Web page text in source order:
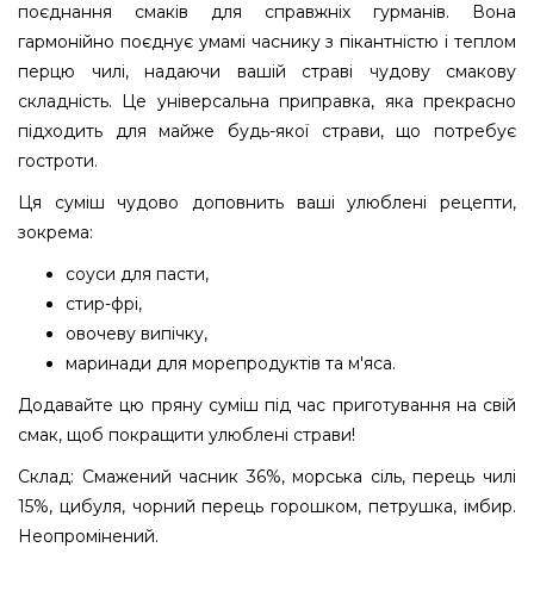
поєднання смаків для справжніх гурманів. Вона
гармонійно поєднує умамі часнику з пікантністю і теплом
перцю чилі, надаючи вашій страві чудову смакову
складність. Це універсальна приправка, яка прекрасно
підходить для майже будь-якої страви, що потребує
гостроти.
Ця суміш чудово доповнить ваші улюблені рецепти,
зокрема:
соуси для пасти,
стир-фрі,
овочеву випічку,
маринади для морепродуктів та м'яса.
Додавайте цю пряну суміш під час приготування на свій
смак, щоб покращити улюблені страви!
Склад: Смажений часник 36%, морська сіль, перець чилі
15%, цибуля, чорний перець горошком, петрушка, імбир.
Неопромінений.